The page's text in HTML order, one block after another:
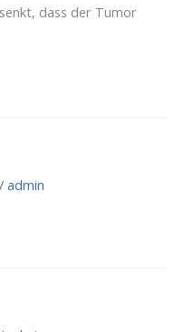
dass der Tumor
/admin